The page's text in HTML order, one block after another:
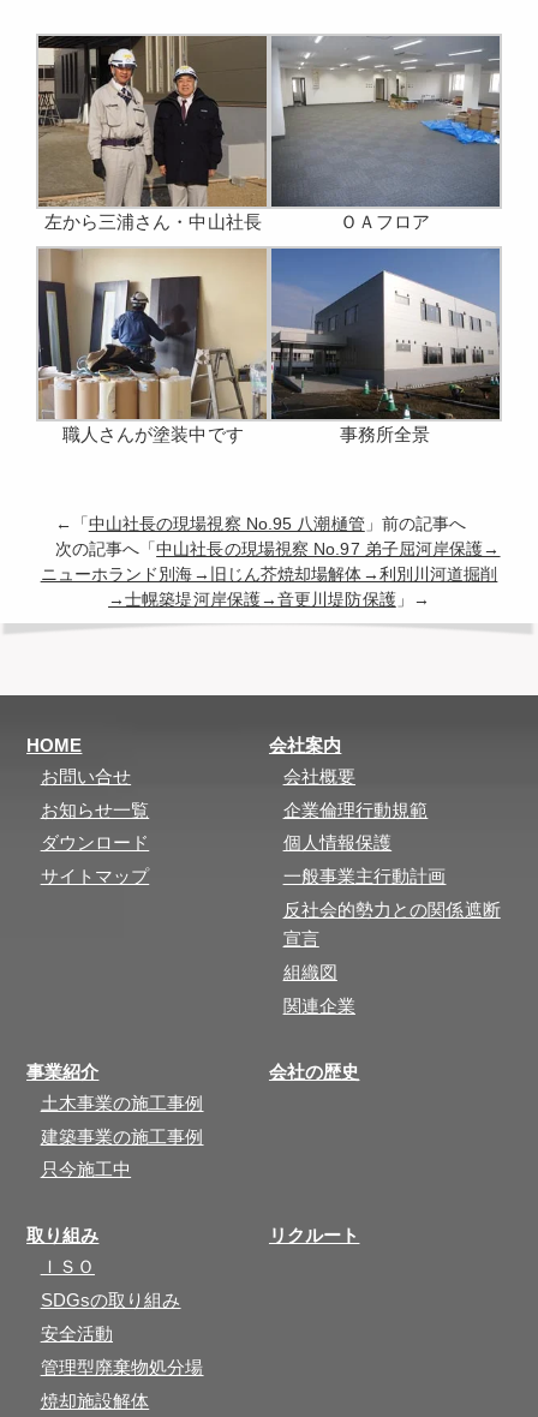
左から三浦さん・中山社長 ＯＡフロア
職人さんが塗装中です 事務所全景
←「 中山社長の現場視察 No.95 八潮樋管 」前の記事へ
次の記事へ「中山社長の現場視察 No.97 弟子屈河岸保護→
ニューホランド別海→旧じん芥焼却場解体→利別川河道掘削
→士幌築堤河岸保護→音更川堤防保護 」→
HOME
お問い合せ
お知らせ一覧
ダウンロード
サイトマップ
会社案内
会社概要
企業倫理行動規範
個人情報保護
一般事業主行動計画
反社会的勢力との関係遮断
宣言
組織図
関連企業
事業紹介
土木事業の施工事例
建築事業の施工事例
只今施工中
会社の歴史
取り組み
ＩＳＯ
SDGsの取り組み
安全活動
管理型廃棄物処分場
焼却施設解体
リクルート